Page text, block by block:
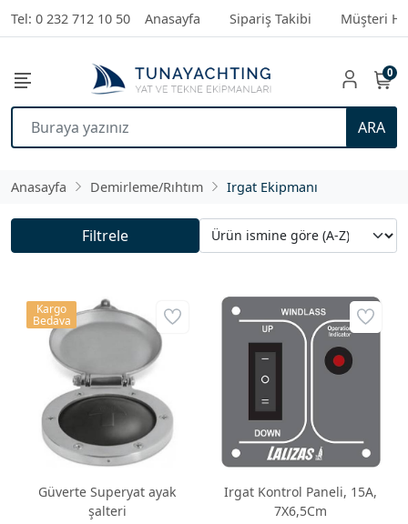
Tel: 0 232 712 10 50 Anasayfa Sipariş Takibi Müşteri
ARA
0
Anasayfa Demirleme/Rıhtım Irgat Ekipmanı
Filtrele
Güverte Superyat ayak
şalteri
Kargo
Bedava
Irgat Kontrol Paneli, 15A,
7X6,5Cm